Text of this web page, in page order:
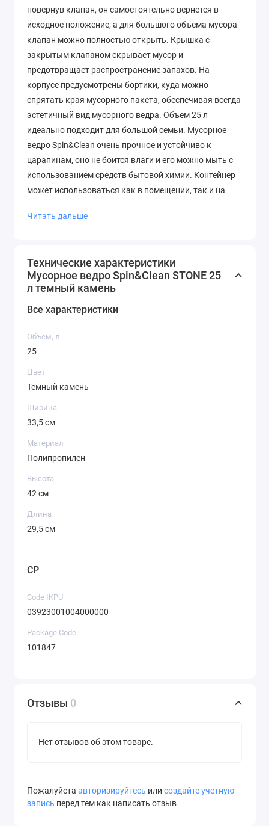
повернув клапан, он самостоятельно вернется в
исходное положение, а для большого объема мусора
клапан можно полностью открыть. Крышка с
закрытым клапаном скрывает мусор и
предотвращает распространение запахов. На
корпусе предусмотрены бортики, куда можно
спрятать края мусорного пакета, обеспечивая всегда
эстетичный вид мусорного ведра. Объем 25 л
идеально подходит для большой семьи. Мусорное
ведро Spin&Clean очень прочное и устойчиво к
царапинам, оно не боится влаги и его можно мыть с
использованием средств бытовой химии. Контейнер
может использоваться как в помещении, так и на
Spin&Clean Step оптимально решают проблему сбора
тускнеет со временем.
Читать дальше
Технические характеристики
Мусорное ведро Spin&Clean STONE 25
л темный камень
Все характеристики
Объем, л
25
Цвет
Темный камень
Ширина
33,5 см
Материал
Полипропилен
Высота
42 см
Длина
29,5 см
CP
Code IKPU
03923001004000000
Package Code
101847
Отзывы 0
Нет отзывов об этом товаре.
Пожалуйста авторизируйтесь или создайте учетную
запись перед тем как написать отзыв